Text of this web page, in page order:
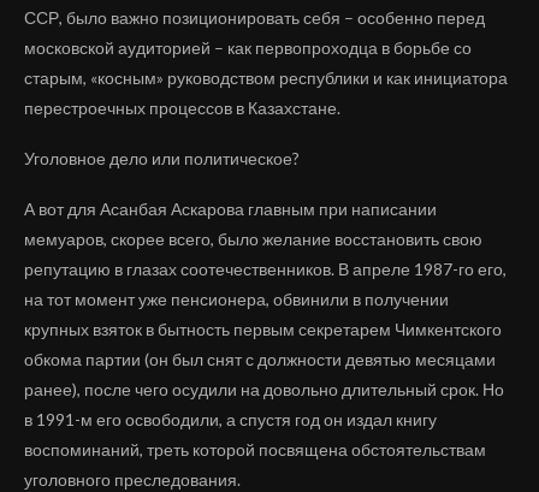
ССР, было важно позиционировать себя – особенно перед
московской аудиторией – как первопроходца в борьбе со
старым, «косным» руководством республики и как инициатора
перестроечных процессов в Казахстане.
Уголовное дело или политическое?
А вот для Асанбая Аскарова главным при написании
мемуаров, скорее всего, было желание восстановить свою
репутацию в глазах соотечественников. В апреле 1987-го его,
на тот момент уже пенсионера, обвинили в получении
крупных взяток в бытность первым секретарем Чимкентского
обкома партии (он был снят с должности девятью месяцами
ранее), после чего осудили на довольно длительный срок. Но
в 1991-м его освободили, а спустя год он издал книгу
воспоминаний, треть которой посвящена обстоятельствам
уголовного преследования.